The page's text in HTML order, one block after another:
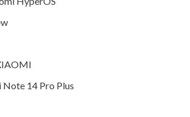
Note 14 Pro Plus